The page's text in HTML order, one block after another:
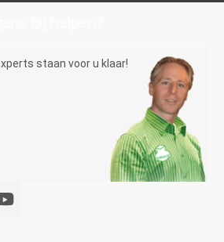
staan voor u klaar!